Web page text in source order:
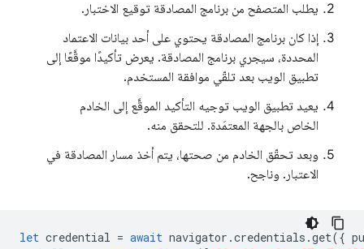
يطلب المتصفح من برنامج المصادقة توقيع الاختبار.
إذا كان برنامج المصادقة يحتوي على أحد بيانات الاعتماد
المحددة، سيجري برنامج المصادقة. يعرض تأكيدًا موقَّعًا إلى
تطبيق الويب بعد تلقّي موافقة المستخدم.
يعيد تطبيق الويب توجيه التأكيد الموقَّع إلى الخادم
الخاص بالجهة المعتمَدة. للتحقق منه.
وبعد تحقّق الخادم من صحتها، يتم أخذ مسار المصادقة في
الاعتبار. وناجح.
let credential = await navigator .credentials .get({